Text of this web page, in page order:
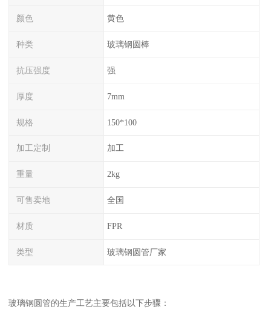
颜色 黄色
种类 玻璃钢圆棒
抗压强度 强
厚度 7mm
规格 150*100
加工定制 加工
重量 2kg
可售卖地 全国
材质 FPR
类型 玻璃钢圆管厂家
玻璃钢圆管的生产工艺主要包括以下步骤：